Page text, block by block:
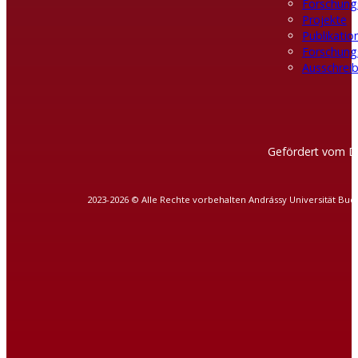
Projekte
Gefördert vom
2023-2026 © Alle Rechte vorbehalten Andrássy Universität